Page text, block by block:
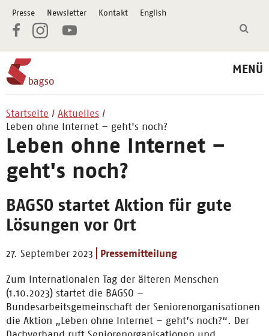
Presse Newsletter Kontakt English
MENÜ
Startseite
Aktuelles
Leben ohne Internet – geht's noch?
Leben ohne Internet –
geht's noch?
BAGSO startet Aktion für gute
Lösungen vor Ort
27. September 2023 Pressemitteilung
Zum Internationalen Tag der älteren Menschen
(1.10.2023) startet die BAGSO –
Bundesarbeitsgemeinschaft der Seniorenorganisationen
die Aktion „Leben ohne Internet – geht’s noch?“. Der